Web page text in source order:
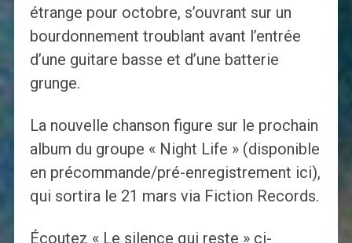
étrange pour octobre, s’ouvrant sur un
bourdonnement troublant avant l’entrée
d’une guitare basse et d’une batterie
grunge.
La nouvelle chanson figure sur le prochain
album du groupe « Night Life » (disponible
en précommande/pré-enregistrement ici),
qui sortira le 21 mars via Fiction Records.
Écoutez « Le silence qui reste » ci-